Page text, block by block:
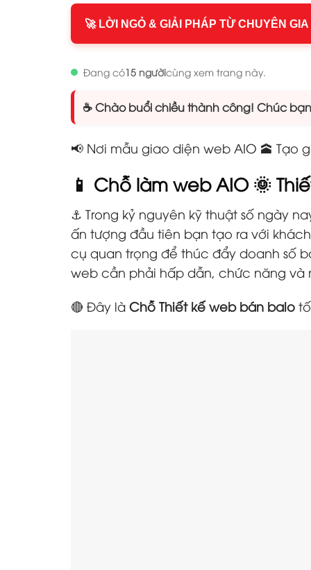
🚀 LỜI NGỎ & GIẢI PHÁP TỪ CHUYÊN GIA
Đang có15 ngườicùng xem trang này.
☕ Chào buổi chiều thành công! Chúc
📢 Nơi mẫu giao diện web AIO 🕋 Tạo
📱 Chỗ làm web AIO 🌞
⚓ Trong kỷ nguyên kỹ thuật số ngày
ấn tượng đầu tiên bạn tạo ra với
cụ quan trọng để thúc đẩy doanh số
web cần phải hấp dẫn, chức năng và
🔴 Đây là Chỗ Thiết kế web bán balo